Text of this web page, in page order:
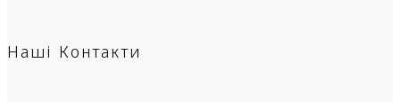
Наші Контакти